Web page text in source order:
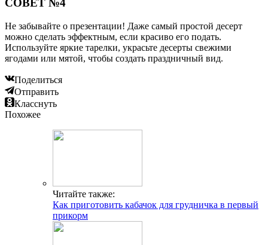
СОВЕТ №4
Не забывайте о презентации! Даже самый простой десерт
можно сделать эффектным, если красиво его подать.
Используйте яркие тарелки, украсьте десерты свежими
ягодами или мятой, чтобы создать праздничный вид.
Поделиться
Отправить
Класснуть
Похожее
Читайте также:
Как приготовить кабачок для грудничка в первый
прикорм